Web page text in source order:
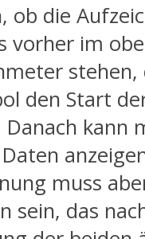
ob die
vorher im
stehen,
den Start
kann
muss
sein, das